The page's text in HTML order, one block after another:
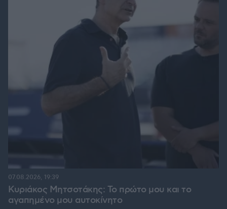
Κυριάκος Μητσοτάκης: Το πρώτο μου και το
αγαπημένο μου αυτοκίνητο
07.08.2026, 19:39